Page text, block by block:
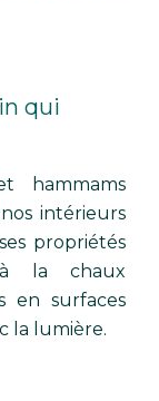
qui
hammams
intérieurs
propriétés
à la chaux
en surfaces
la lumière.